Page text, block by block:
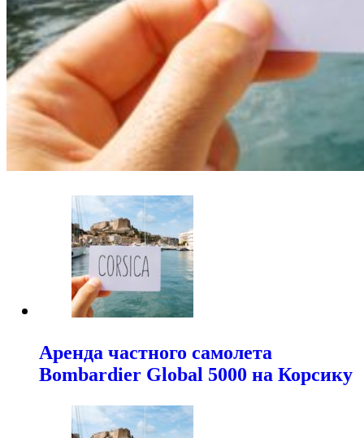
Аренда частного самолета
Bombardier Global 5000 на Корсику